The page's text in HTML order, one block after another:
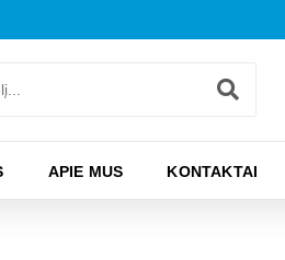
APIE MUS KONTAKTAI